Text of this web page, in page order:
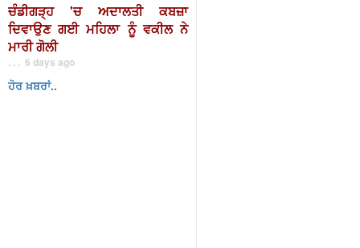
ਚੰਡੀਗੜ੍ਹ 'ਚ ਅਦਾਲਤੀ ਕਬਜ਼ਾ
ਦਿਵਾਉਣ ਗਈ ਮਹਿਲਾ ਨੂੰ ਵਕੀਲ ਨੇ
ਮਾਰੀ ਗੋਲੀ
. . . 6 days ago
ਹੋਰ ਖ਼ਬਰਾਂ..